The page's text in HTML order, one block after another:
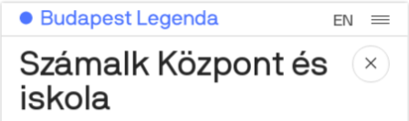
EN
Számalk Központ és
iskola